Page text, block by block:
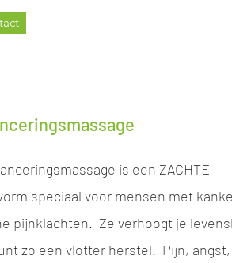
is een ZACHTE
speciaal voor mensen met
pijnklachten. Ze verhoogt je
zo een vlotter herstel. Pijn, angst,